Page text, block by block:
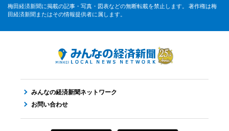
梅田経済新聞に掲載の記事・写真・図表などの無断転載を禁止します。 著作権は梅
田経済新聞またはその情報提供者に属します。
みんなの経済新聞ネットワーク
お問い合わせ